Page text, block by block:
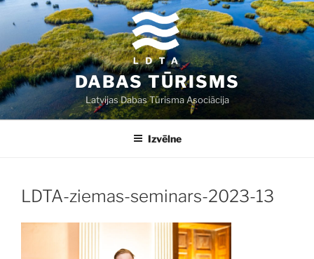
Doties
saturu
DABAS TŪRISMS
Latvijas Dabas Tūrisma Asociācija
Izvēlne
LDTA-ziemas-seminars-2023-13